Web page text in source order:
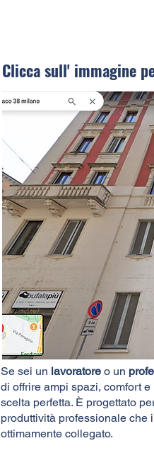
Clicca sull' immagine
Se sei un lavoratore o un
di offrire ampi spazi, comfort
scelta perfetta. È progettato
produttività professionale che
ottimamente collegato.